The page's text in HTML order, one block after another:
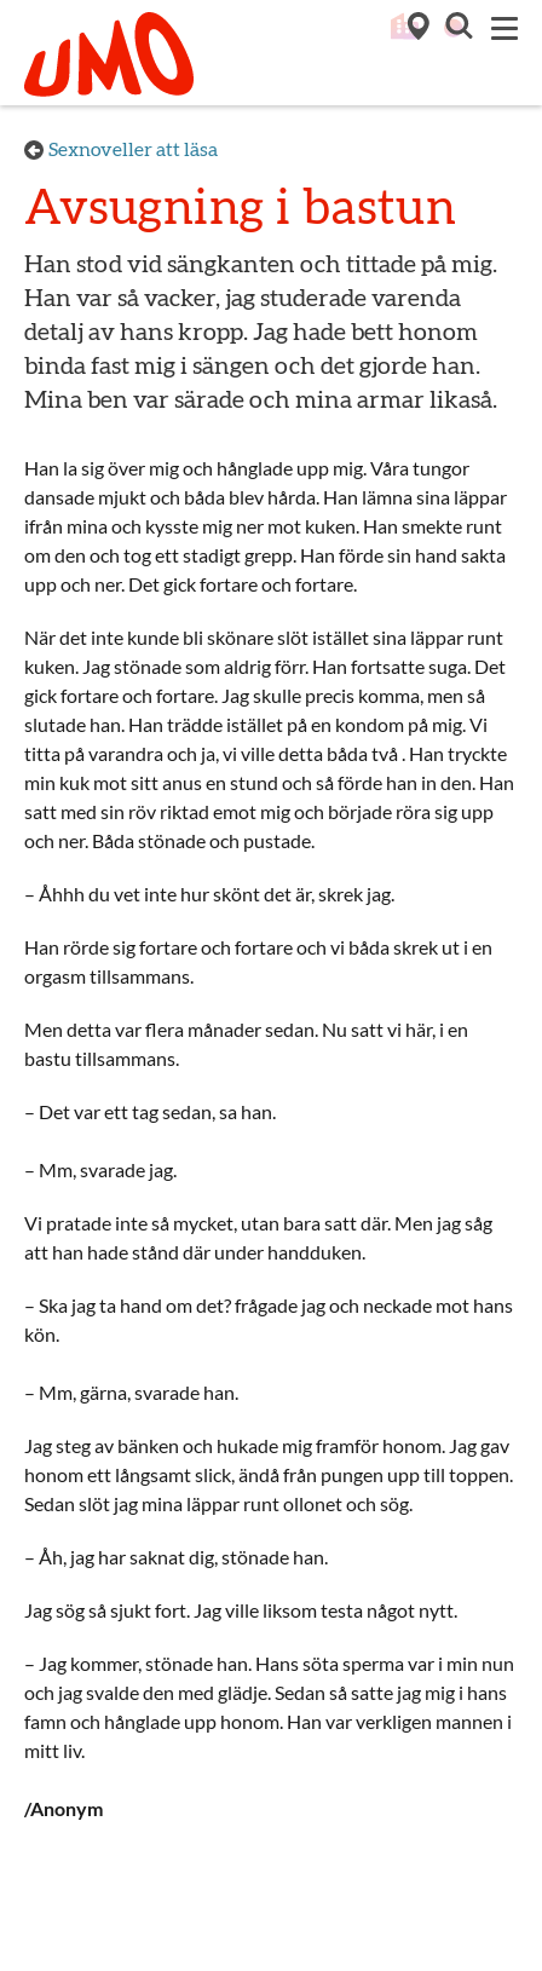
Till startsidan för Umo
Sexnoveller att läsa
Avsugning i bastun
Han stod vid sängkanten och tittade på mig.
Han var så vacker, jag studerade varenda
detalj av hans kropp. Jag hade bett honom
binda fast mig i sängen och det gjorde han.
Mina ben var särade och mina armar likaså.
Han la sig över mig och hånglade upp mig. Våra tungor
dansade mjukt och båda blev hårda. Han lämna sina läppar
ifrån mina och kysste mig ner mot kuken. Han smekte runt
om den och tog ett stadigt grepp. Han förde sin hand sakta
upp och ner. Det gick fortare och fortare.
När det inte kunde bli skönare slöt istället sina läppar runt
kuken. Jag stönade som aldrig förr. Han fortsatte suga. Det
gick fortare och fortare. Jag skulle precis komma, men så
slutade han. Han trädde istället på en kondom på mig. Vi
titta på varandra och ja, vi ville detta båda två . Han tryckte
min kuk mot sitt anus en stund och så förde han in den. Han
satt med sin röv riktad emot mig och började röra sig upp
och ner. Båda stönade och pustade.
– Åhhh du vet inte hur skönt det är, skrek jag.
Han rörde sig fortare och fortare och vi båda skrek ut i en
orgasm tillsammans.
Men detta var flera månader sedan. Nu satt vi här, i en
bastu tillsammans.
– Det var ett tag sedan, sa han.
– Mm, svarade jag.
Vi pratade inte så mycket, utan bara satt där. Men jag såg
att han hade stånd där under handduken.
– Ska jag ta hand om det? frågade jag och neckade mot hans
kön.
– Mm, gärna, svarade han.
Jag steg av bänken och hukade mig framför honom. Jag gav
honom ett långsamt slick, ändå från pungen upp till toppen.
Sedan slöt jag mina läppar runt ollonet och sög.
– Åh, jag har saknat dig, stönade han.
Jag sög så sjukt fort. Jag ville liksom testa något nytt.
– Jag kommer, stönade han. Hans söta sperma var i min nun
och jag svalde den med glädje. Sedan så satte jag mig i hans
famn och hånglade upp honom. Han var verkligen mannen i
mitt liv.
/Anonym